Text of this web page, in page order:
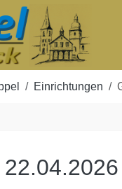
Einrichtungen